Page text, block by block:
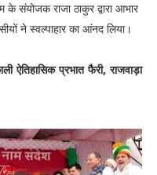
के संयोजक राजा ठाकुर द्वारा आभार
ने स्वल्पाहार का आंनद लिया।
ऐतिहासिक प्रभात फैरी, राजवाड़ा